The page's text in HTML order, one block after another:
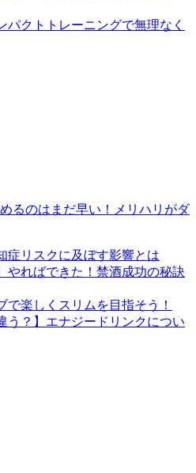
パクトトレーニングで無理なく
るのはまだ早い！メリハリがダ
症リスクに及ぼす影響とは
やればできた！禁酒成功の秘訣
で楽しくスリムを目指そう！
う？】エナジードリンクについ